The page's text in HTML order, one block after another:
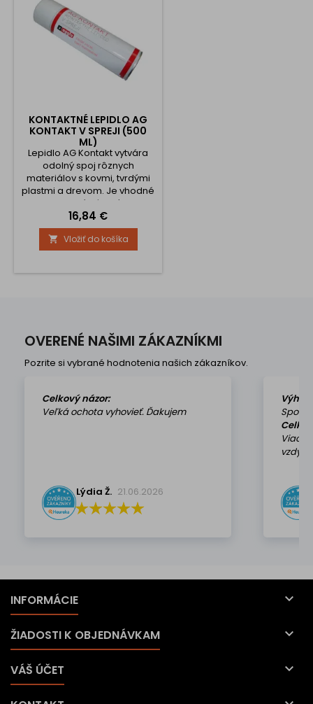
KONTAKTNÉ LEPIDLO AG
KONTAKT V SPREJI (500
ML)
Lepidlo AG Kontakt vytvára
odolný spoj rôznych
materiálov s kovmi, tvrdými
plastmi a drevom. Je vhodné
pri lepení vláknitých,
poréznych a neporéznych
materiálov, peny, textílií,
spájaní plošných materiálov.
Pri lepení odporúčame
Cena
16,84 €
 Vložiť do košíka
OVERENÉ NAŠIMI ZÁKAZNÍKMI
Pozrite si vybrané hodnotenia našich zákazníkov.
Celkový názor:
Veľká ochota vyhovieť. Ďakujem
Lýdia Ž. 21.06.2026
vzdy k
INFORMÁCIE 
ŽIADOSTI K OBJEDNÁVKAM 
VÁŠ ÚČET 